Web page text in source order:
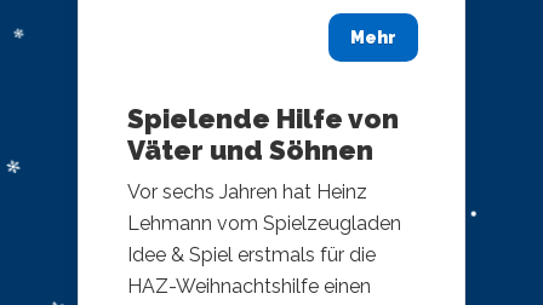
Mehr
Spielende Hilfe von
Väter und Söhnen
Vor sechs Jahren hat Heinz
Lehmann vom Spielzeugladen
Idee & Spiel erstmals für die
HAZ-Weihnachtshilfe einen